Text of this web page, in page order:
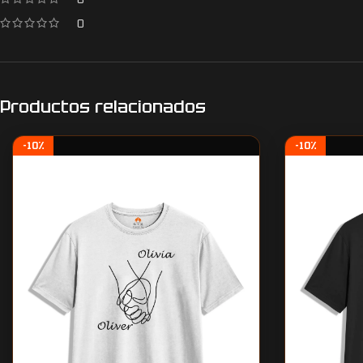
0
Productos relacionados
-10% -10%